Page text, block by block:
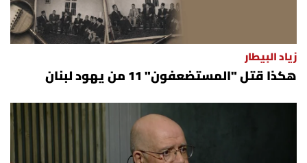
زياد البيطار
هكذا قتل "المستضعفون" 11 من يهود لبنان